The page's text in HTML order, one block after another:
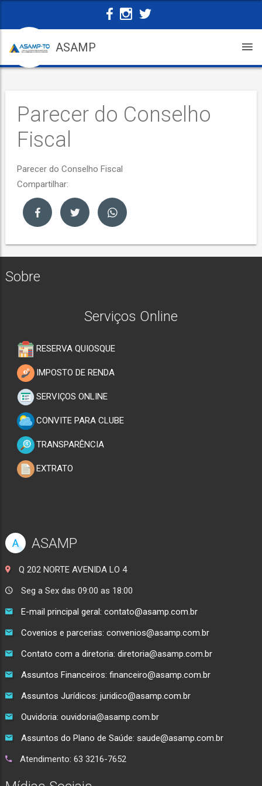
ASAMP
Parecer do Conselho
Fiscal
Parecer do Conselho Fiscal
Compartilhar:
Sobre
Serviços Online
RESERVA QUIOSQUE
IMPOSTO DE RENDA
SERVIÇOS ONLINE
CONVITE PARA CLUBE
TRANSPARÊNCIA
EXTRATO
A ASAMP
Q 202 NORTE AVENIDA LO 4
Seg a Sex das 09:00 as 18:00
E-mail principal geral: contato@asamp.com.br
Covenios e parcerias: convenios@asamp.com.br
Contato com a diretoria: diretoria@asamp.com.br
Assuntos Financeiros: financeiro@asamp.com.br
Assuntos Jurídicos: juridico@asamp.com.br
Ouvidoria: ouvidoria@asamp.com.br
Assuntos do Plano de Saúde: saude@asamp.com.br
Atendimento: 63 3216-7652